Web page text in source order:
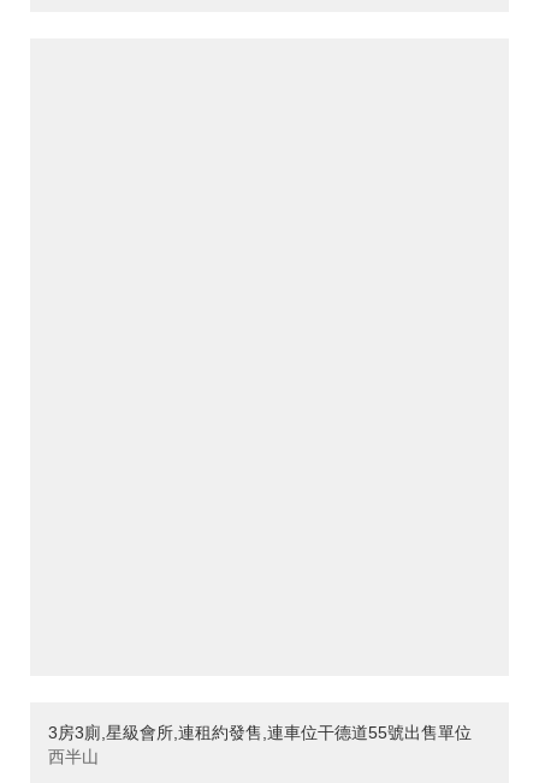
3房3廁,星級會所,連租約發售,連車位干德道55號出售單位
西半山